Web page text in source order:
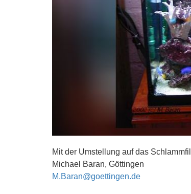
Mit der Umstellung auf das
Michael Baran, Göttingen
M.Baran@goettingen.de